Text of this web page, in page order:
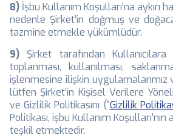
8) İşbu Kullanım Koşulları’na aykırı
nedenle Şirket’in doğmuş ve
tazmine etmekle yükümlüdür.
9) Şirket tarafından
toplanması, kullanılması,
işlenmesine ilişkin uygulamalarımız
lütfen Şirket’in Kişisel Verilere
ve Gizlilik Politikasını (“Gizlilik
Politikası, işbu Kullanım Koşulları’nın
teşkil etmektedir.